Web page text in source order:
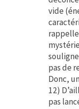
vide
pas de
Donc,
12)
pas